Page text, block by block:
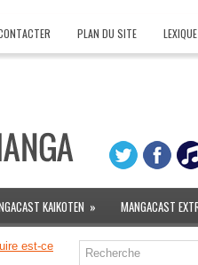
PLAN DU SITE LEXIQUE
KAIKOTEN » MANGACAST
est-ce